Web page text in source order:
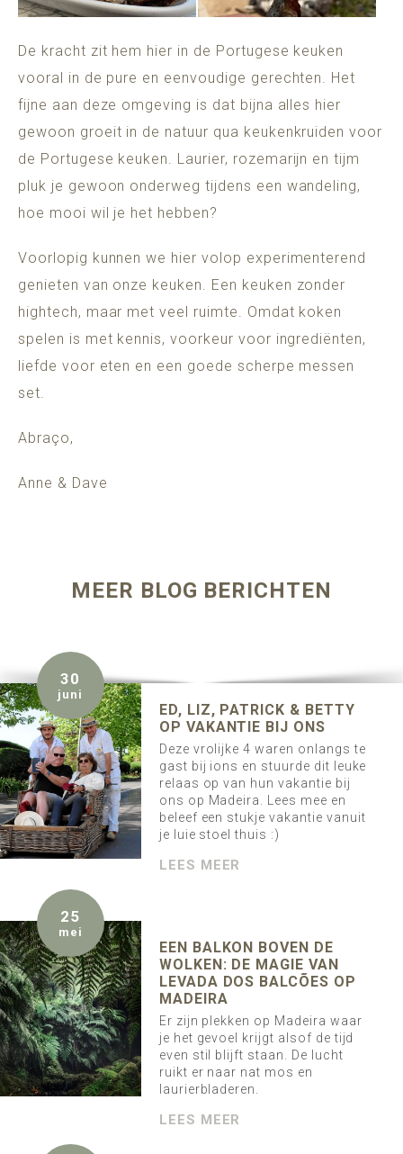
De kracht zit hem hier in de Portugese keuken
vooral in de pure en eenvoudige gerechten. Het
fijne aan deze omgeving is dat bijna alles hier
gewoon groeit in de natuur qua keukenkruiden voor
de Portugese keuken. Laurier, rozemarijn en tijm
pluk je gewoon onderweg tijdens een wandeling,
hoe mooi wil je het hebben?
Voorlopig kunnen we hier volop experimenterend
genieten van onze keuken. Een keuken zonder
hightech, maar met veel ruimte. Omdat koken
spelen is met kennis, voorkeur voor ingrediënten,
liefde voor eten en een goede scherpe messen
set.
Abraço,
Anne & Dave
MEER BLOG BERICHTEN
30
juni
ED, LIZ, PATRICK & BETTY
OP VAKANTIE BIJ ONS
Deze vrolijke 4 waren onlangs te
gast bij ions en stuurde dit leuke
relaas op van hun vakantie bij
ons op Madeira. Lees mee en
beleef een stukje vakantie vanuit
je luie stoel thuis :)
LEES MEER
25
mei
EEN BALKON BOVEN DE
WOLKEN: DE MAGIE VAN
LEVADA DOS BALCÕES OP
MADEIRA
Er zijn plekken op Madeira waar
je het gevoel krijgt alsof de tijd
even stil blijft staan. De lucht
ruikt er naar nat mos en
laurierbladeren.
LEES MEER